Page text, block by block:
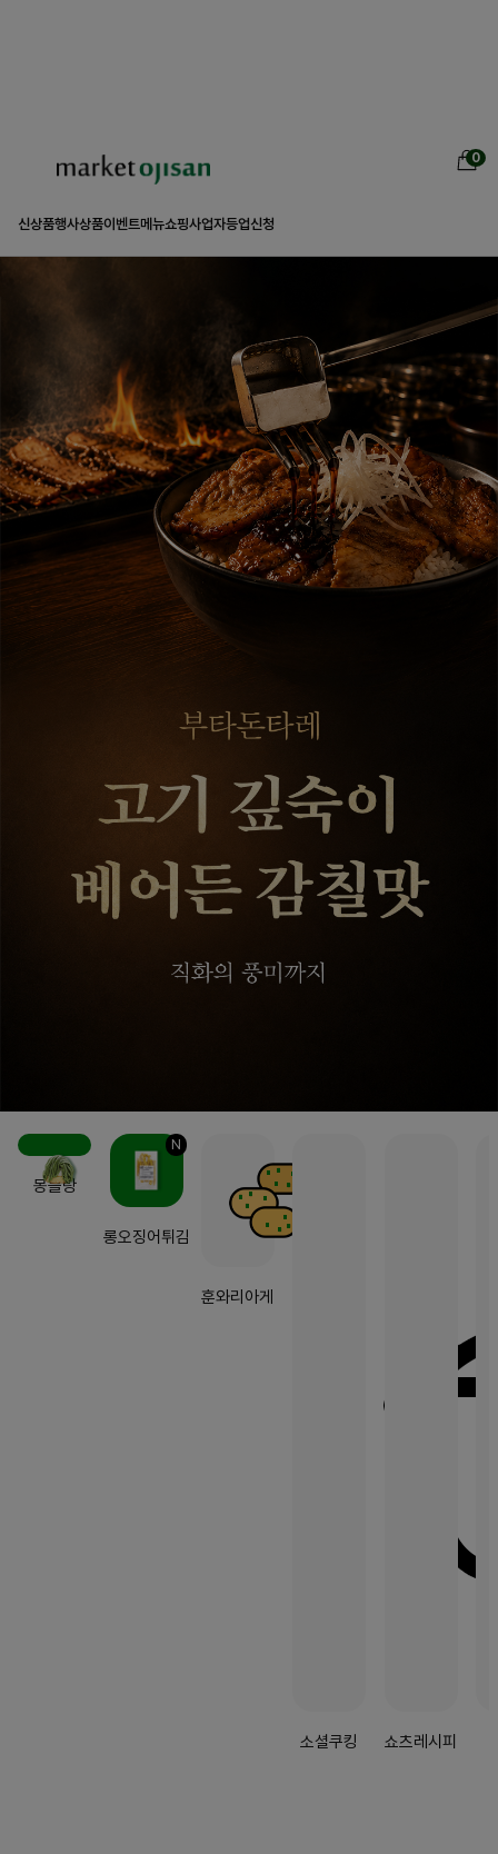
0
신상품행사상품이벤트메뉴쇼핑사업자등업신청
몽블랑
N
롱오징어튀김
훈와리아게
소셜쿠킹 쇼츠레시피